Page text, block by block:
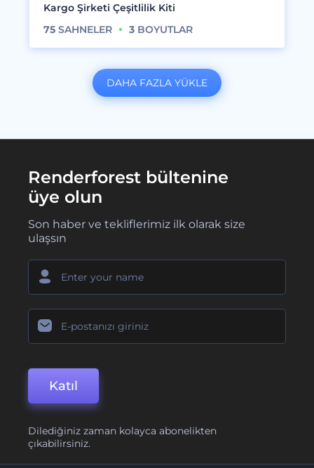
Kargo Şirketi Çeşitlilik Kiti
75 SAHNELER 3 BOYUTLAR
DAHA FAZLA YÜKLE
Renderforest bültenine
üye olun
Son haber ve tekliflerimiz ilk olarak size
ulaşsın
Katıl
Dilediğiniz zaman kolayca abonelikten
çıkabilirsiniz.